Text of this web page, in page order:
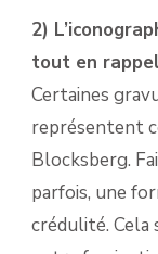
2)
tout en
Certaines
représentent
Blocksberg.
parfois, une
crédulité. Cela